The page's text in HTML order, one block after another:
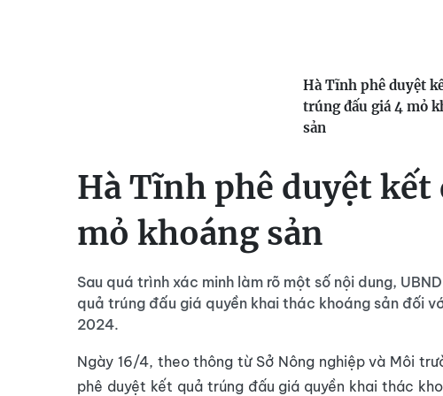
Hà Tĩnh phê duyệt
trúng đấu giá 4 mỏ
sản
Hà Tĩnh phê duyệt kết
mỏ khoáng sản
Sau quá trình xác minh làm rõ một số nội dung,
quả trúng đấu giá quyền khai thác khoáng sản đối
2024.
Ngày 16/4, theo thông từ Sở Nông nghiệp và Môi
phê duyệt kết quả trúng đấu giá quyền khai thác